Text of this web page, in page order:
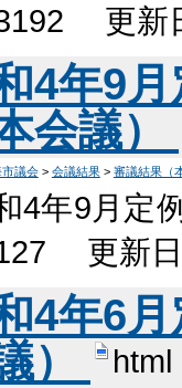
更新
4年9
会議）
議会> 会議結果> 審議結果（
4年9月定
更新
4年6
）
html